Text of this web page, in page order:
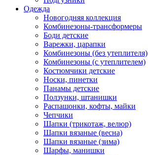
Одежда
Новогодняя коллекция
Комбинезоны-трансформеры
Боди детские
Варежки, царапки
Комбинезоны (без утеплителя)
Комбинезоны (с утеплителем)
Костюмчики детские
Носки, пинетки
Панамы детские
Ползунки, штанишки
Распашонки, кофты, майки
Чепчики
Шапки (трикотаж, велюр)
Шапки вязаные (весна)
Шапки вязаные (зима)
Шарфы, манишки